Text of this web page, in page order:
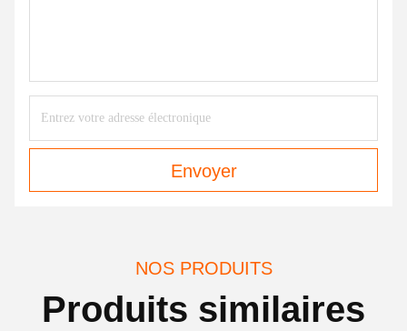
Envoyer
NOS PRODUITS
Produits similaires